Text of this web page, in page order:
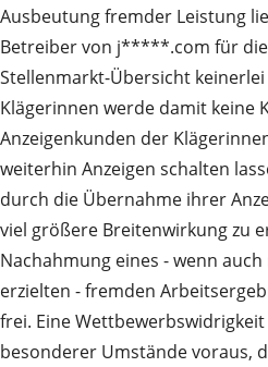
Ausbeutung fremder Leistung
Betreiber von j*****.com für
Stellenmarkt-Übersicht
Klägerinnen werde damit keine
Anzeigenkunden der
weiterhin Anzeigen schalten
durch die Übernahme ihrer
viel größere Breitenwirkung zu
Nachahmung eines - wenn
erzielten - fremden
frei. Eine
besonderer Umstände voraus,